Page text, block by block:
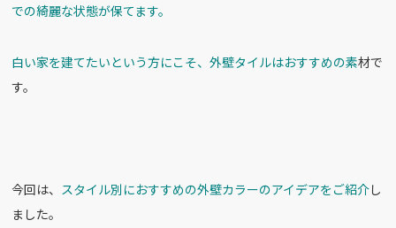
での綺麗な状態が保てます。
白い家を建てたいという方にこそ、外壁タイルはおすすめの素材で
す。
今回は、 スタイル別におすすめの外壁カラーのアイデアをご紹介し
ました。